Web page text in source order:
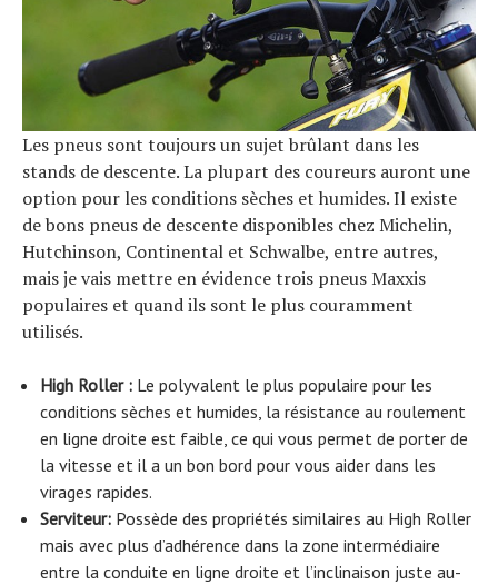
Les pneus sont toujours un sujet brûlant dans les
stands de descente. La plupart des coureurs auront une
option pour les conditions sèches et humides. Il existe
de bons pneus de descente disponibles chez Michelin,
Hutchinson, Continental et Schwalbe, entre autres,
mais je vais mettre en évidence trois pneus Maxxis
populaires et quand ils sont le plus couramment
utilisés.
High Roller : Le polyvalent le plus populaire pour les
conditions sèches et humides, la résistance au roulement
en ligne droite est faible, ce qui vous permet de porter de
la vitesse et il a un bon bord pour vous aider dans les
virages rapides.
Serviteur: Possède des propriétés similaires au High Roller
mais avec plus d’adhérence dans la zone intermédiaire
entre la conduite en ligne droite et l’inclinaison juste au-
S
e
a
r
c
h
f
o
r
: